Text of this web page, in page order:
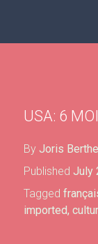
USA: 6
By Joris
Published July
Tagged
imported,